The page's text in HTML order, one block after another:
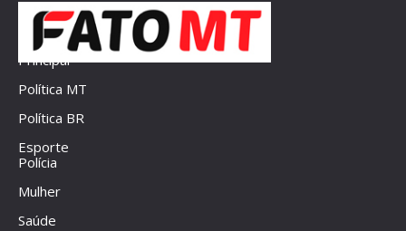
Principal
Política MT
Política BR
Esporte
Polícia
Mulher
Saúde